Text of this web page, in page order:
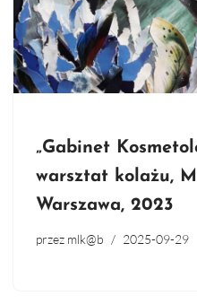
„Gabinet
warsztat kolażu,
Warszawa, 2023
przez mlk@b 2025-09-29